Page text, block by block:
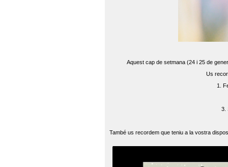
Aquest cap de setmana (24 i 25 de
Us
1.
3.
També us recordem que teniu a la vostra